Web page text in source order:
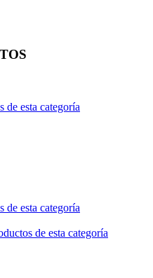
de esta categoría
de esta categoría
de esta categoría